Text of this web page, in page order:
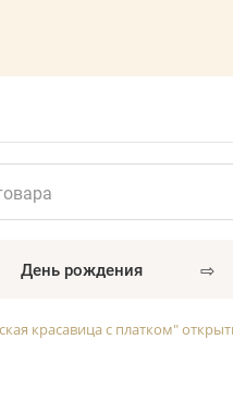
день рождения ⇨
красавица с платком"